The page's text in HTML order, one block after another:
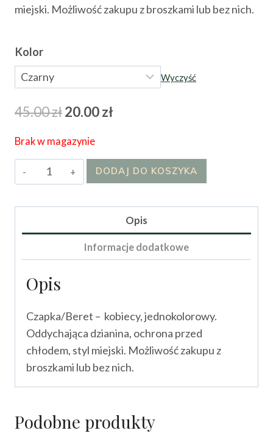
miejski. Możliwość zakupu z broszkami lub bez nich.
Kolor
Wyczyść
45.00złPierwotna
cena
wynosiła:
45.00 zł.
20.00zł
wynosi:
20.00 zł.
Brak w magazynie
ilość
Beret
DODAJ DO KOSZYKA
Opis
Informacje dodatkowe
Opis
Czapka/Beret – kobiecy, jednokolorowy.
Oddychająca dzianina, ochrona przed
chłodem, styl miejski. Możliwość zakupu z
broszkami lub bez nich.
Podobne produkty